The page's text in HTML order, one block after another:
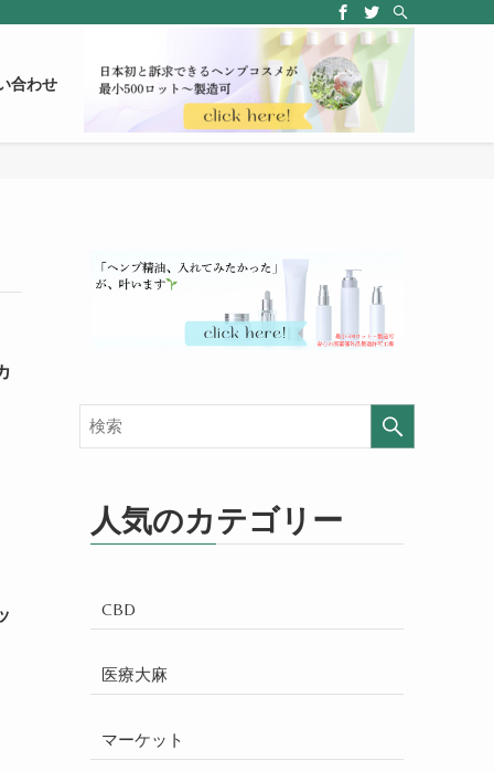
合わせ
人気のカテゴリー
CBD
医療大麻
マーケット